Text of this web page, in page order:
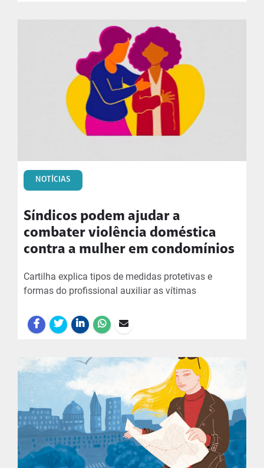
NOTÍCIAS
Síndicos podem ajudar a
combater violência doméstica
contra a mulher em condomínios
Cartilha explica tipos de medidas protetivas e
formas do profissional auxiliar as vítimas